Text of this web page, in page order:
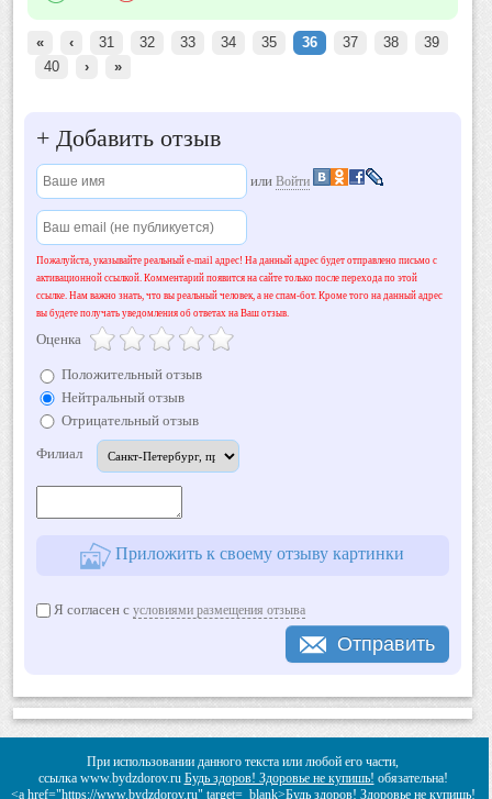
« ‹ 31 32 33 34 35 36 37 38
39
40
› »
+ Добавить отзыв
или Войти
Пожалуйста, указывайте реальный e-mail адрес! На данный адрес будет отправлено письмо с
активационной ссылкой. Комментарий появится на сайте только после перехода по этой
ссылке. Нам важно знать, что вы реальный человек, а не спам-бот. Кроме того на данный адрес
вы будете получать уведомления об ответах на Ваш отзыв.
Оценка
Положительный отзыв
Нейтральный отзыв
Отрицательный отзыв
Филиал
Приложить к своему отзыву картинки
Я согласен с условиями размещения отзыва
Отправить
При использовании данного текста или любой его части,
ссылка www.bydzdorov.ru Будь здоров! Здоровье не купишь! обязательна!
<a href="https://www.bydzdorov.ru" target=_blank>Будь здоров! Здоровье не купишь!